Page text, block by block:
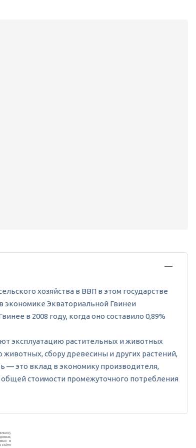
хозяйства в ВВП в этом государстве
экономике Экваториальной Гвинеи
в 2008 году, когда оно составило 0,89%
эксплуатацию растительных и животных
сбору древесины и других растений,
— это вклад в экономику производителя,
стоимости промежуточного потребления